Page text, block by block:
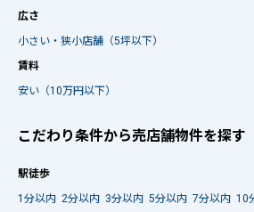
広さ
小さい・狭小店舗（5坪以下）
賃料
安い（10万円以下）
こだわり条件から売店舗物件を探す
駅徒歩
1分以内 2分以内 3分以内 5分以内 7分以内 10